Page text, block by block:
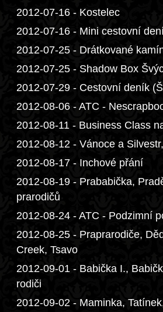
2012-07-16 - Kostelec
2012-07-16 - Mini cestovní
2012-07-25 - Drátkované
2012-07-25 - Shadow Box
2012-07-29 - Cestovní deník
2012-08-06 - ATC -
2012-08-11 - Business Class
2012-08-12 - Vánoce a
2012-08-17 - Inchové přání
2012-08-19 - Prababička,
prarodičů
2012-08-24 - ATC - Podzimní
2012-08-25 - Praprarodiče,
Creek, Tsavo
2012-09-01 - Babička I.,
rodiči
2012-09-02 - Maminka,